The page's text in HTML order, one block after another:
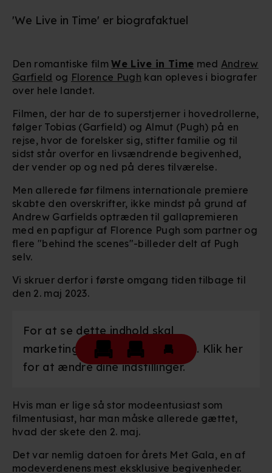
'We Live in Time' er biografaktuel
Den romantiske filmWe Live in Time med Andrew
Garfield og Florence Pugh kan opleves i biografer
over hele landet.
Filmen, der har de to superstjerner i hovedrollerne,
følger Tobias (Garfield) og Almut (Pugh) på en
rejse, hvor de forelsker sig, stifter familie og til
sidst står overfor en livsændrende begivenhed,
der vender op og ned på deres tilværelse.
Men allerede før filmens internationale premiere
skabte den overskrifter, ikke mindst på grund af
Andrew Garfields optræden til gallapremieren
med en papfigur af Florence Pugh som partner og
flere "behind the scenes"-billeder delt af Pugh
selv.
Vi skruer derfor i første omgang tiden tilbage til
den 2. maj 2023.
For at se dette indhold skal
marketingcookies være slået til. Klik her
for at ændre dine indstillinger.
Hvis man er lige så stor modeentusiast som
filmentusiast, har man måske allerede gættet,
hvad der skete den 2. maj.
Det var nemlig datoen for årets Met Gala, en af
modeverdenens mest eksklusive begivenheder.